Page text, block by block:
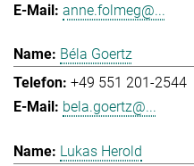
anne.folmeg@...
Béla Goertz
+49 551 201-2544
bela.goertz@...
Lukas Herold